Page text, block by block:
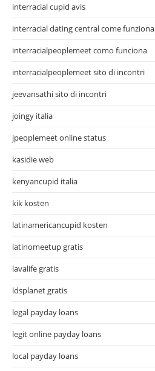
interracial cupid avis
interracial dating central come funziona
interracialpeoplemeet como funciona
interracialpeoplemeet sito di incontri
jeevansathi sito di incontri
joingy italia
jpeoplemeet online status
kasidie web
kenyancupid italia
kik kosten
latinamericancupid kosten
latinomeetup gratis
lavalife gratis
ldsplanet gratis
legal payday loans
legit online payday loans
local payday loans